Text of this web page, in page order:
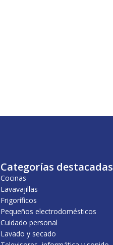
Categorías destacadas
Cocinas
Lavavajillas
Frigoríficos
Pequeños electrodomésticos
Cuidado personal
Lavado y secado